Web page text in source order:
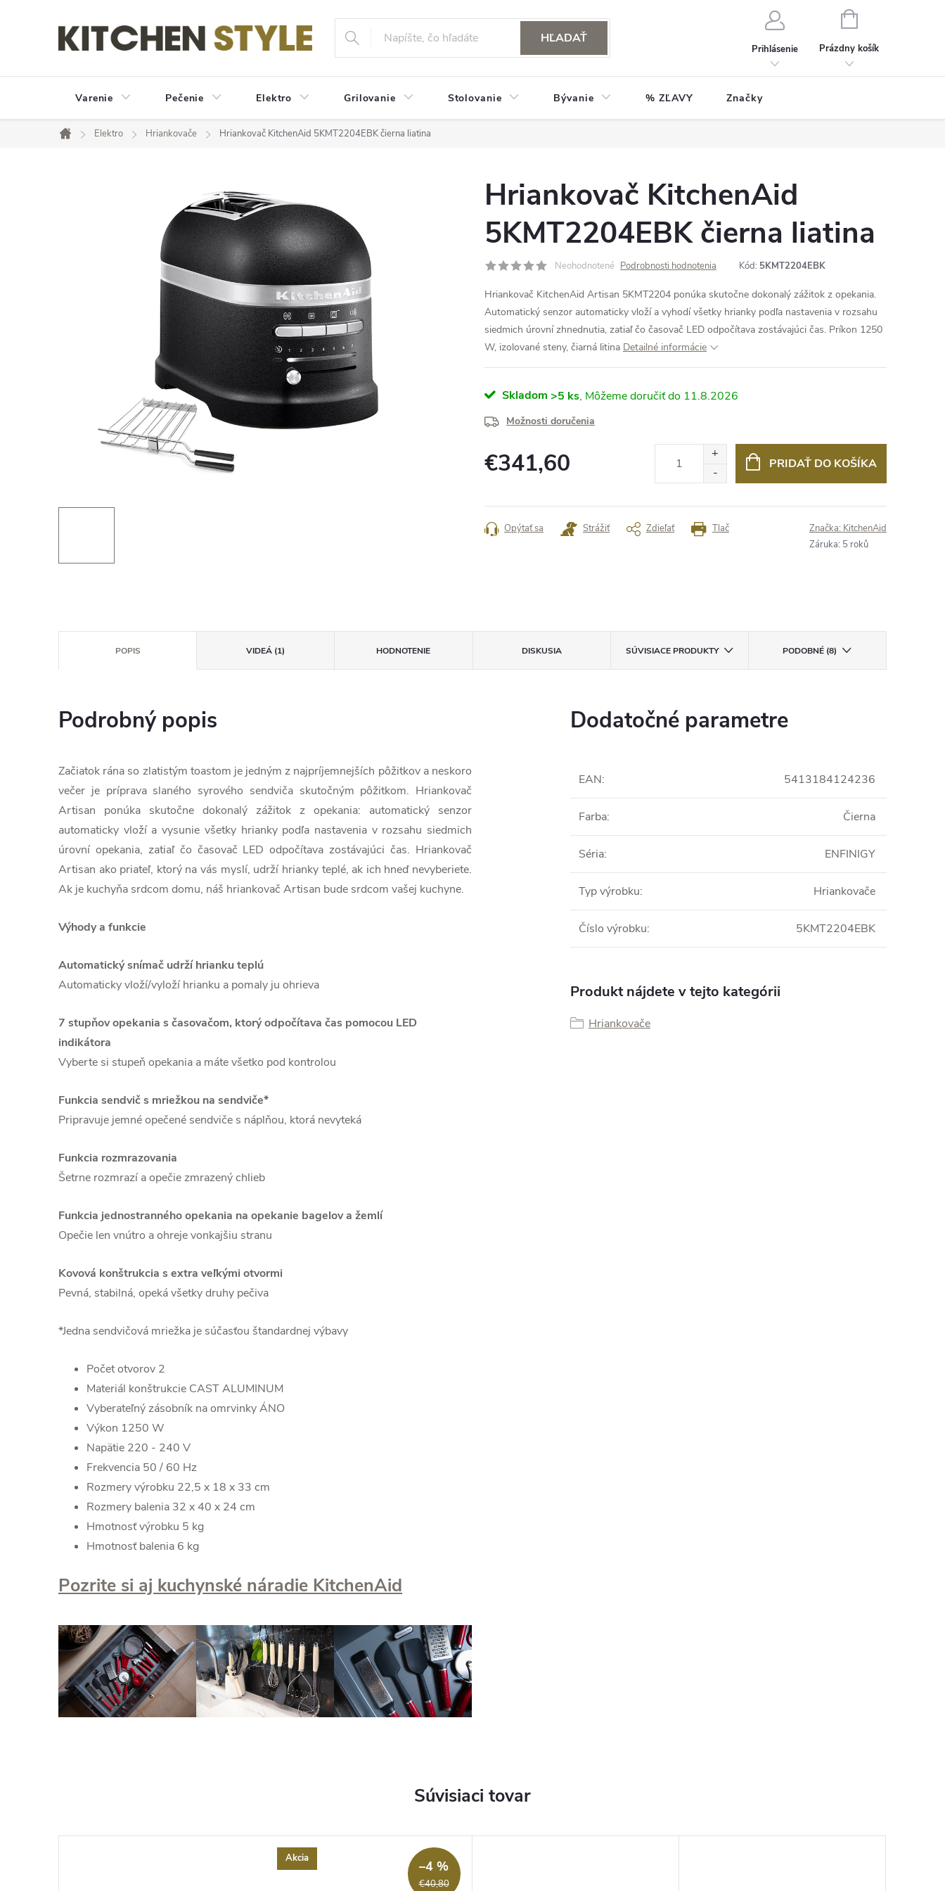
HĽADAŤ
Prihlásenie
NÁKUPNÝ
Prázdny košík
Varenie Pečenie Elektro Grilovanie Stolovanie Bývanie % ZĽAVY Značky
Domov
Elektro Hriankovače Hriankovač KitchenAid 5KMT2204EBK čierna liatina
Hriankovač KitchenAid
5KMT2204EBK čierna liatina
Neohodnotené Podrobnosti hodnotenia Kód: 5KMT2204EBK
Hriankovač KitchenAid Artisan 5KMT2204 ponúka skutočne dokonalý zážitok z opekania.
Automatický senzor automaticky vloží a vyhodí všetky hrianky podľa nastavenia v rozsahu
siedmich úrovní zhnednutia, zatiaľ čo časovač LED odpočítava zostávajúci čas. Príkon 1250
W, izolované steny, čiarná litina Detailné informácie
Skladom >5 ks 11.8.2026
Možnosti doručenia
€341,60 PRIDAŤ DO KOŠÍKA
Tlač
Opýtať sa Strážiť Zdieľať Značka: KitchenAid
Záruka: 5 roků
POPIS VIDEÁ (1) HODNOTENIE DISKUSIA SÚVISIACE PRODUKTY PODOBNÉ (8)
Podrobný popis
Začiatok rána so zlatistým toastom je jedným z najpríjemnejších pôžitkov a neskoro
večer je príprava slaného syrového sendviča skutočným pôžitkom. Hriankovač
Artisan ponúka skutočne dokonalý zážitok z opekania: automatický senzor
automaticky vloží a vysunie všetky hrianky podľa nastavenia v rozsahu siedmich
úrovní opekania, zatiaľ čo časovač LED odpočítava zostávajúci čas. Hriankovač
Artisan ako priateľ, ktorý na vás myslí, udrží hrianky teplé, ak ich hneď nevyberiete.
Ak je kuchyňa srdcom domu, náš hriankovač Artisan bude srdcom vašej kuchyne.
Výhody a funkcie
Automatický snímač udrží hrianku teplú
Automaticky vloží/vyloží hrianku a pomaly ju ohrieva
7 stupňov opekania s časovačom, ktorý odpočítava čas pomocou LED
indikátora
Vyberte si stupeň opekania a máte všetko pod kontrolou
Funkcia sendvič s mriežkou na sendviče*
Pripravuje jemné opečené sendviče s náplňou, ktorá nevyteká
Funkcia rozmrazovania
Šetrne rozmrazí a opečie zmrazený chlieb
Funkcia jednostranného opekania na opekanie bagelov a žemlí
Opečie len vnútro a ohreje vonkajšiu stranu
Kovová konštrukcia s extra veľkými otvormi
Pevná, stabilná, opeká všetky druhy pečiva
*Jedna sendvičová mriežka je súčasťou štandardnej výbavy
Počet otvorov 2
Materiál konštrukcie CAST ALUMINUM
Vyberateľný zásobník na omrvinky ÁNO
Výkon 1250 W
Napätie 220 - 240 V
Frekvencia 50 / 60 Hz
Rozmery výrobku 22,5 x 18 x 33 cm
Rozmery balenia 32 x 40 x 24 cm
Hmotnosť výrobku 5 kg
Hmotnosť balenia 6 kg
Pozrite si aj kuchynské náradie KitchenAid
Dodatočné parametre
EAN: 5413184124236
Farba: Čierna
Séria: ENFINIGY
Typ výrobku: Hriankovače
Číslo výrobku: 5KMT2204EBK
Produkt nájdete v tejto kategórii
Hriankovače
Súvisiaci tovar
Akcia
€40,80
–4 %